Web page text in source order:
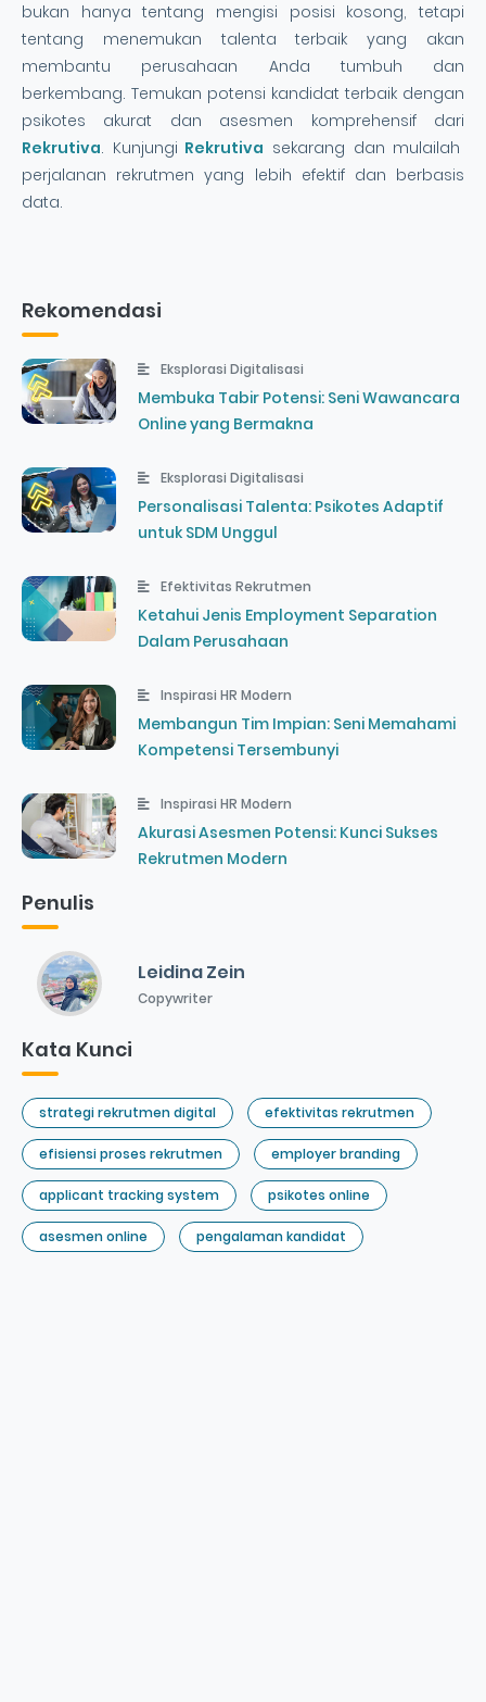
bukan hanya tentang mengisi posisi kosong, tetapi
tentang menemukan talenta terbaik yang akan
membantu perusahaan Anda tumbuh dan
berkembang. Temukan potensi kandidat terbaik dengan
psikotes akurat dan asesmen komprehensif dari
Rekrutiva. Kunjungi Rekrutiva sekarang dan mulailah
perjalanan rekrutmen yang lebih efektif dan berbasis
data.
Rekomendasi
Eksplorasi Digitalisasi
Membuka Tabir Potensi: Seni Wawancara
Online yang Bermakna
Eksplorasi Digitalisasi
Personalisasi Talenta: Psikotes Adaptif
untuk SDM Unggul
Efektivitas Rekrutmen
Ketahui Jenis Employment Separation
Dalam Perusahaan
Inspirasi HR Modern
Membangun Tim Impian: Seni Memahami
Kompetensi Tersembunyi
Inspirasi HR Modern
Akurasi Asesmen Potensi: Kunci Sukses
Rekrutmen Modern
Penulis
Leidina Zein
Copywriter
Kata Kunci
strategi rekrutmen digital efektivitas rekrutmen
efisiensi proses rekrutmen employer branding
applicant tracking system psikotes online
asesmen online pengalaman kandidat